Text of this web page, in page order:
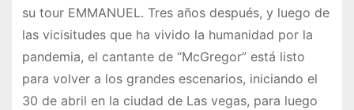
su tour EMMANUEL. Tres años después, y luego de
las vicisitudes que ha vivido la humanidad por la
pandemia, el cantante de “McGregor” está listo
para volver a los grandes escenarios, iniciando el
30 de abril en la ciudad de Las vegas, para luego